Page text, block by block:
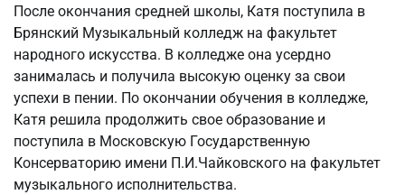
После окончания средней школы, Катя поступила в
Брянский Музыкальный колледж на факультет
народного искусства. В колледже она усердно
занималась и получила высокую оценку за свои
успехи в пении. По окончании обучения в колледже,
Катя решила продолжить свое образование и
поступила в Московскую Государственную
Консерваторию имени П.И.Чайковского на факультет
музыкального исполнительства.